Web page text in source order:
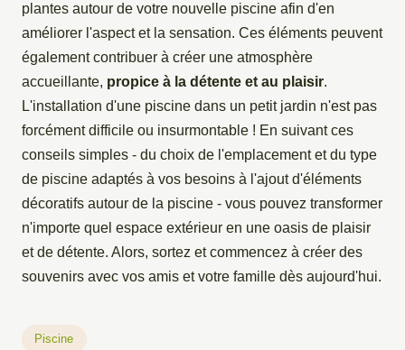
plantes autour de votre nouvelle piscine afin d'en
améliorer l'aspect et la sensation. Ces éléments peuvent
également contribuer à créer une atmosphère
accueillante, propice à la détente et au plaisir.
L'installation d'une piscine dans un petit jardin n'est pas
forcément difficile ou insurmontable ! En suivant ces
conseils simples - du choix de l'emplacement et du type
de piscine adaptés à vos besoins à l'ajout d'éléments
décoratifs autour de la piscine - vous pouvez transformer
n'importe quel espace extérieur en une oasis de plaisir
et de détente. Alors, sortez et commencez à créer des
souvenirs avec vos amis et votre famille dès aujourd'hui.
Piscine